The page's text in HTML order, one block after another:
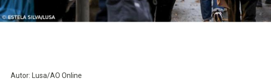
Autor: Lusa/AO Online